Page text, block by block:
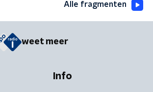
Alle fragmenten
weet meer
Info